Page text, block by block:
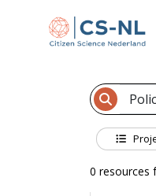
0 resources